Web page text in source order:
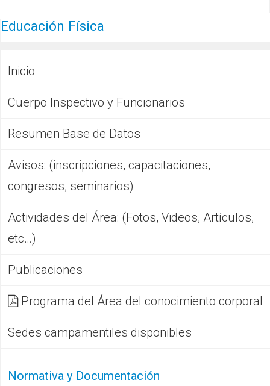
Educación Física
Inicio
Cuerpo Inspectivo y Funcionarios
Resumen Base de Datos
Avisos: (inscripciones, capacitaciones,
congresos, seminarios)
Actividades del Área: (Fotos, Videos, Artículos,
etc…)
Publicaciones
Programa del Área del conocimiento corporal
Sedes campamentiles disponibles
Normativa y Documentación